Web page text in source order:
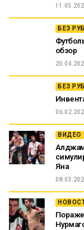
БЕЗ
обзор
БЕЗ
ВИДЕО
Яна